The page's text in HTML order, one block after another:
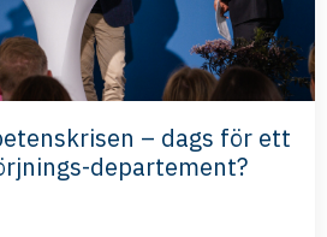
– dags för ett
departement?